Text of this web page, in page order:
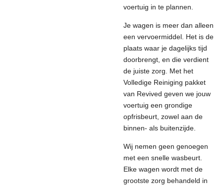
voertuig in te plannen.
Je wagen is meer dan alleen
een vervoermiddel. Het is de
plaats waar je dagelijks tijd
doorbrengt, en die verdient
de juiste zorg. Met het
Volledige Reiniging pakket
van Revived geven we jouw
voertuig een grondige
opfrisbeurt, zowel aan de
binnen- als buitenzijde.
Wij nemen geen genoegen
met een snelle wasbeurt.
Elke wagen wordt met de
grootste zorg behandeld in